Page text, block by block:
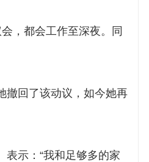
，都会工作至深夜。同
撤回了该动议，如今她再
示：“我和足够多的家